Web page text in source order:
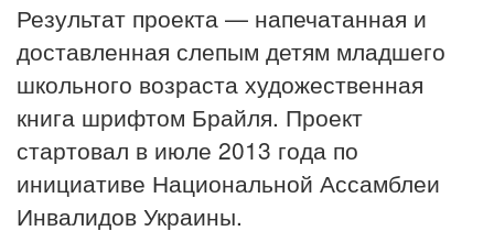
Результат проекта — напечатанная и
доставленная слепым детям младшего
школьного возраста художественная
книга шрифтом Брайля. Проект
стартовал в июле 2013 года по
инициативе Национальной Ассамблеи
Инвалидов Украины.